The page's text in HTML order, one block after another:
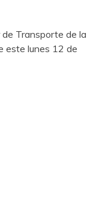
Transporte de la
este lunes 12 de